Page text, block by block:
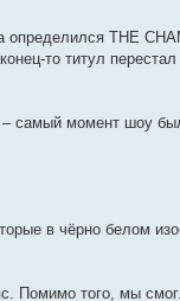
THE
то титул
– самый момент шоу
в чёрно белом
Помимо того, мы